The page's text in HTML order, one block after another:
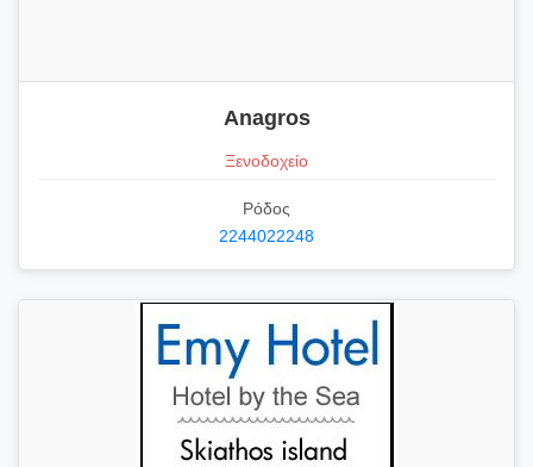
Anagros
Ξενοδοχείο
Ρόδος
2244022248